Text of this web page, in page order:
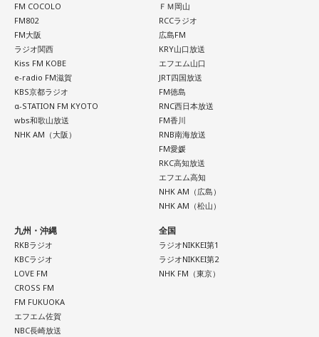
FM COCOLO
FM802
FM大阪
ラジオ関西
Kiss FM KOBE
e-radio FM滋賀
KBS京都ラジオ
α-STATION FM KYOTO
wbs和歌山放送
NHK AM（大阪）
ＦＭ岡山
RCCラジオ
広島FM
KRY山口放送
エフエム山口
JRT四国放送
FM徳島
RNC西日本放送
FM香川
RNB南海放送
FM愛媛
RKC高知放送
エフエム高知
NHK AM（広島）
NHK AM（松山）
九州・沖縄
RKBラジオ
KBCラジオ
LOVE FM
CROSS FM
FM FUKUOKA
エフエム佐賀
NBC長崎放送
全国
ラジオNIKKEI第1
ラジオNIKKEI第2
NHK FM（東京）